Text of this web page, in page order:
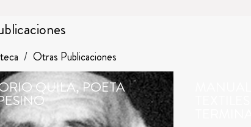
/ Otras Publicaciones
QUILA, POETA